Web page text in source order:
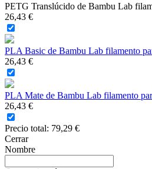
PETG Translúcido de Bambu Lab
26,43 €
PLA Basic de Bambu Lab filamento
26,43 €
PLA Mate de Bambu Lab filamento
26,43 €
Precio total: 79,29 €
Cerrar
Nombre